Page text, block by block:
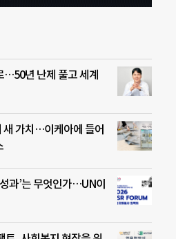
…50년 난제 풀고 세계
새 가치…이케아에 들어
과’는 무엇인가…UN이